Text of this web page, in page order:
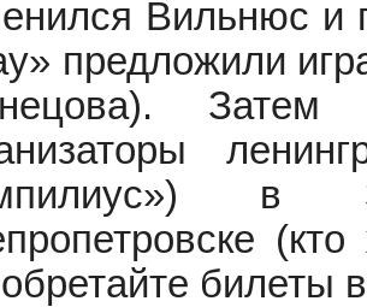
Вильнюс и
предложили
Затем
в
билеты